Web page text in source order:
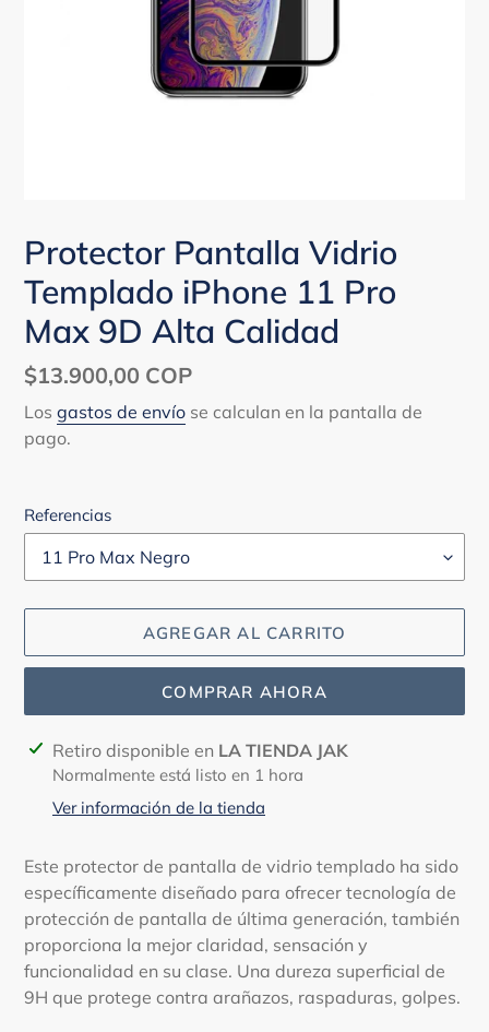
Protector Pantalla Vidrio
Templado iPhone 11 Pro
Max 9D Alta Calidad
Precio
habitual
$13.900,00 COP
Los gastos de envío se calculan en la pantalla de
pago.
Referencias
AGREGAR AL CARRITO
COMPRAR AHORA
Agregando
producto
tu
carrito
Retiro disponible en LA TIENDA JAK
Normalmente está listo en 1 hora
Ver información de la tienda
Este protector de pantalla de vidrio templado ha sido
específicamente diseñado para ofrecer tecnología de
protección de pantalla de última generación, también
proporciona la mejor claridad, sensación y
funcionalidad en su clase. Una dureza superficial de
9H que protege contra arañazos, raspaduras, golpes.